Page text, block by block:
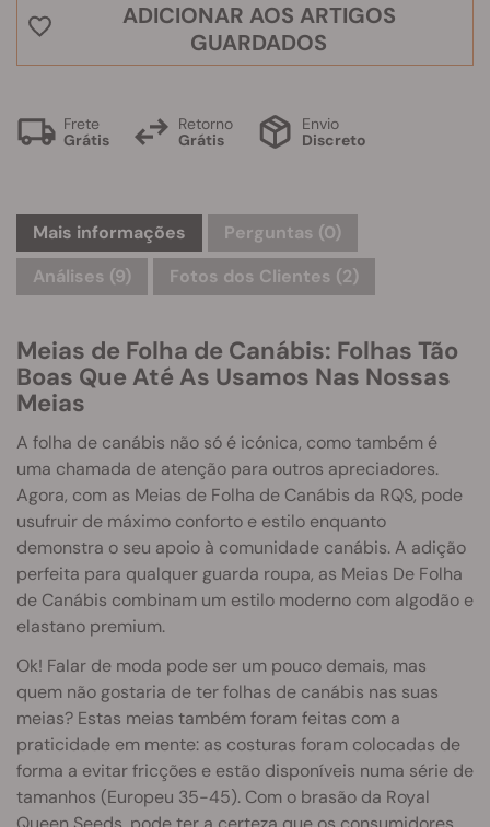
ADICIONAR AOS ARTIGOS
GUARDADOS
Frete
Grátis
Retorno
Grátis
Envio
Discreto
Mais informações Perguntas (0)
Análises (9)
Fotos dos Clientes (2)
Meias de Folha de Canábis: Folhas Tão
Boas Que Até As Usamos Nas Nossas
Meias
A folha de canábis não só é icónica, como também é
uma chamada de atenção para outros apreciadores.
Agora, com as Meias de Folha de Canábis da RQS, pode
usufruir de máximo conforto e estilo enquanto
demonstra o seu apoio à comunidade canábis. A adição
perfeita para qualquer guarda roupa, as Meias De Folha
de Canábis combinam um estilo moderno com algodão e
elastano premium.
Ok! Falar de moda pode ser um pouco demais, mas
quem não gostaria de ter folhas de canábis nas suas
meias? Estas meias também foram feitas com a
praticidade em mente: as costuras foram colocadas de
forma a evitar fricções e estão disponíveis numa série de
tamanhos (Europeu 35-45). Com o brasão da Royal